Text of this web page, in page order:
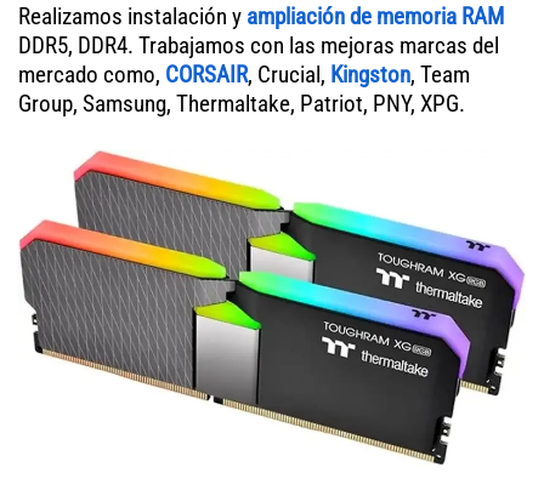
Realizamos instalación y ampliación de memoria RAM
DDR5, DDR4. Trabajamos con las mejoras marcas del
mercado como, CORSAIR, Crucial, Kingston, Team
Group, Samsung, Thermaltake, Patriot, PNY, XPG.